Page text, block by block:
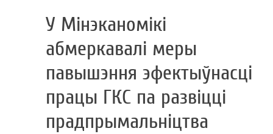
У Мінэканомікі
абмеркавалі меры
павышэння эфектыўнасці
працы ГКС па развіцці
прадпрымальніцтва